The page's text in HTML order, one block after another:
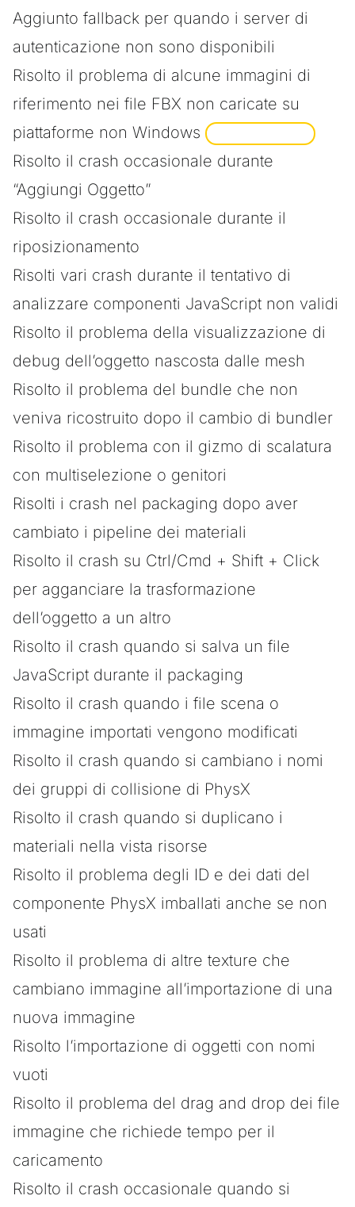
Aggiunto fallback per quando i server di
autenticazione non sono disponibili
Risolto il problema di alcune immagini di
riferimento nei file FBX non caricate su
piattaforme non Windows
Risolto il crash occasionale durante
“Aggiungi Oggetto”
Risolto il crash occasionale durante il
riposizionamento
Risolti vari crash durante il tentativo di
analizzare componenti JavaScript non validi
Risolto il problema della visualizzazione di
debug dell’oggetto nascosta dalle mesh
Risolto il problema del bundle che non
veniva ricostruito dopo il cambio di bundler
Risolto il problema con il gizmo di scalatura
con multiselezione o genitori
Risolti i crash nel packaging dopo aver
cambiato i pipeline dei materiali
Risolto il crash su Ctrl/Cmd + Shift + Click
per agganciare la trasformazione
dell’oggetto a un altro
Risolto il crash quando si salva un file
JavaScript durante il packaging
Risolto il crash quando i file scena o
immagine importati vengono modificati
Risolto il crash quando si cambiano i nomi
dei gruppi di collisione di PhysX
Risolto il crash quando si duplicano i
materiali nella vista risorse
Risolto il problema degli ID e dei dati del
componente PhysX imballati anche se non
usati
Risolto il problema di altre texture che
cambiano immagine all’importazione di una
nuova immagine
Risolto l’importazione di oggetti con nomi
vuoti
Risolto il problema del drag and drop dei file
immagine che richiede tempo per il
caricamento
Risolto il crash occasionale quando si